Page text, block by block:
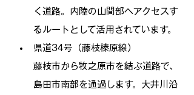
く道路。内陸の山間部へアクセスす
るルートとして活用されています。
県道34号（藤枝榛原線）
藤枝市から牧之原市を結ぶ道路で、
島田市南部を通過します。大井川沿